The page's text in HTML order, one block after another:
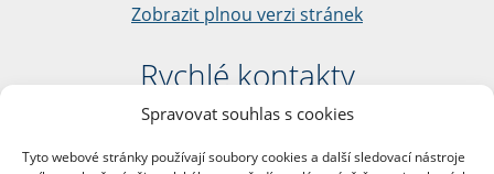
Spravovat souhlas s cookies
Tyto webové stránky používají soubory cookies a další sledovací nástroje
Zobrazit plnou verzi stránek
Rychlé kontakty
Filozofická fakulta
nám. Jana Palacha 1/2